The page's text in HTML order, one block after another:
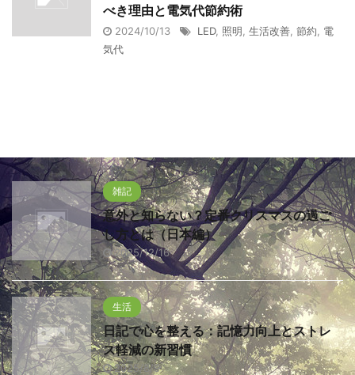
べき理由と電気代節約術
2024/10/13 LED, 照明 生活改善 節約
電
気代
雑記
意外と知らない？定番クリスマスの過ご
し方とは（日本編）
2025/12/16
生活
日記で心を整える：記憶力向上とストレ
ス軽減の新習慣
2025/8/9